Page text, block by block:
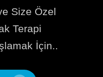
Size Özel
Terapi
İçin..